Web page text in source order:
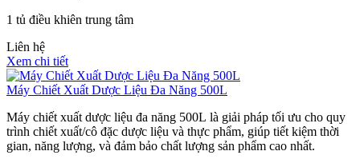
1 tủ điều khiên trung tâm
Liên hệ
Xem chi tiết
Máy Chiết Xuất Dược Liệu Đa Năng 500L
Máy chiết xuất dược liệu đa năng 500L là giải pháp tối ưu cho quy
trình chiết xuất/cô đặc dược liệu và thực phẩm, giúp tiết kiệm thời
gian, năng lượng, và đảm bảo chất lượng sản phẩm cao nhất.